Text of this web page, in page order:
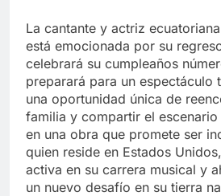
La cantante y actriz
está emocionada por su
celebrará su cumpleaños
preparará para un espectáculo
una oportunidad única de
familia y compartir el
en una obra que promete ser
quien reside en Estados
activa en su carrera musical y
un nuevo desafío en su tierra